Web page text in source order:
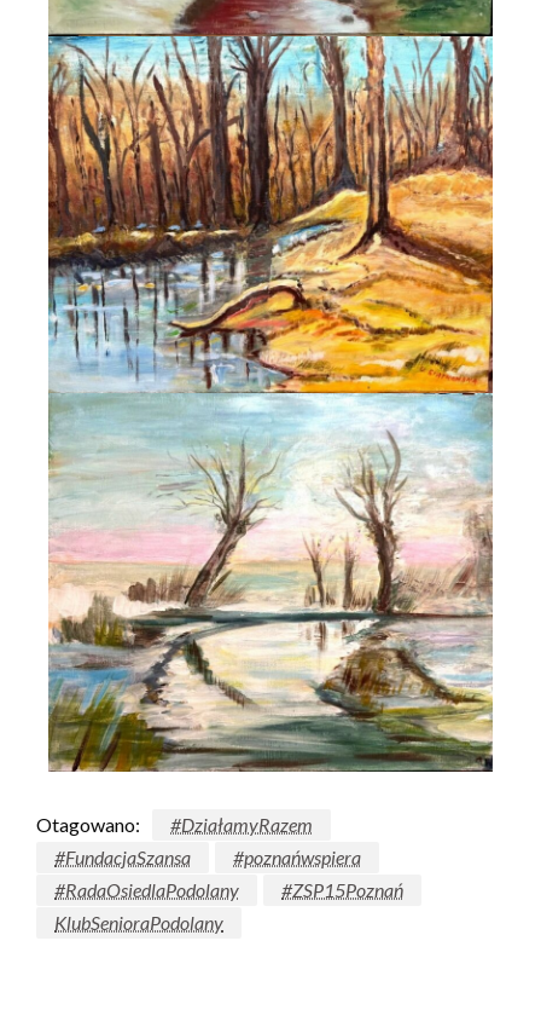
Otagowano:
#DziałamyRazem
#FundacjaSzansa
#poznańwspiera
#RadaOsiedlaPodolany
#ZSP15Poznań
KlubSenioraPodolany